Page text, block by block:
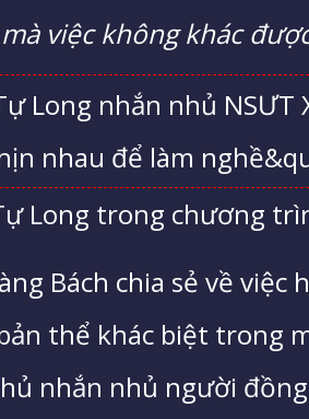
việc không khác
Long trong chương
Bách chia sẻ về
thể khác biệt trong
nhắn nhủ người